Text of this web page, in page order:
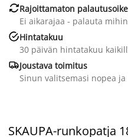
Rajoittamaton
Ei aikarajaa - palauta
Hintatakuu
30 päivän hintatakuu
Joustava toimitus
Sinun valitsemasi nopea
SKAUPA-runkopatja